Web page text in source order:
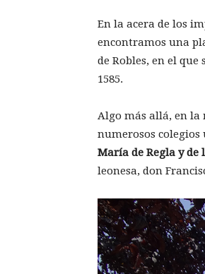
En la acera de los
encontramos una
de Robles, en el
1585.
Algo más allá, en la
numerosos
María de Regla y de
leonesa, don